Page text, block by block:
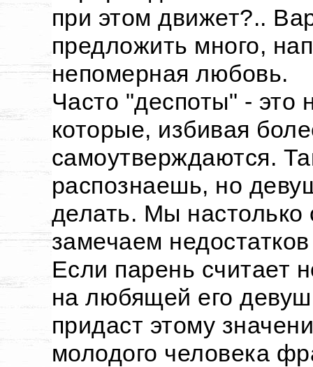
при этом движет?..
предложить много,
непомерная любовь.
Часто "деспоты" - это
которые, избивая
самоутверждаются.
распознаешь, но
делать. Мы
замечаем
Если парень считает
на любящей его
придаст этому
молодого человека